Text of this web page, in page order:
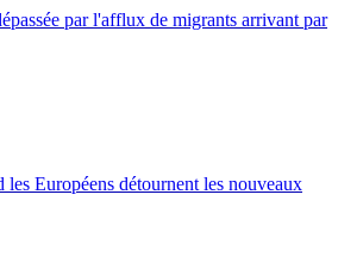
par l'afflux de migrants arrivant par
les Européens détournent les nouveaux